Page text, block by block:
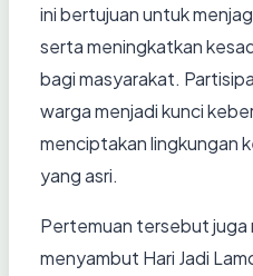
ini bertujuan untuk
serta meningkatkan
bagi masyarakat.
warga menjadi kunci
menciptakan lingkungan
yang asri.
Pertemuan tersebut juga
menyambut Hari Jadi